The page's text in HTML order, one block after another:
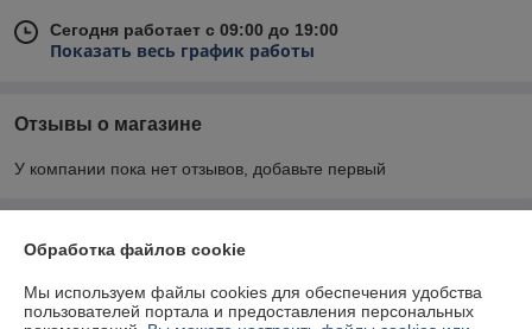
Сегодня работает с 09:00 до 19:00
Показать весь график работы
Отзывы о магазине
У компании пока нет отзывов, добавьте первый
Контакты
Обработка файлов cookie
Мы используем файлы cookies для обеспечения удобства
пользователей портала и предоставления персональных